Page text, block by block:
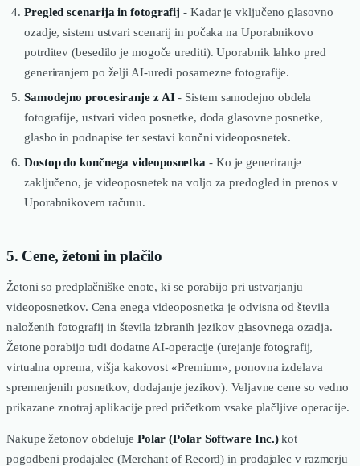
Pregled scenarija in fotografij - Kadar je vključeno glasovno
ozadje, sistem ustvari scenarij in počaka na Uporabnikovo
potrditev (besedilo je mogoče urediti). Uporabnik lahko pred
generiranjem po želji AI-uredi posamezne fotografije.
Samodejno procesiranje z AI- Sistem samodejno obdela
fotografije, ustvari video posnetke, doda glasovne posnetke,
glasbo in podnapise ter sestavi končni videoposnetek.
Dostop do končnega videoposnetka - Ko je generiranje
zaključeno, je videoposnetek na voljo za predogled in prenos v
Uporabnikovem računu.
5. Cene, žetoni in plačilo
Žetoni so predplačniške enote, ki se porabijo pri ustvarjanju
videoposnetkov. Cena enega videoposnetka je odvisna od števila
naloženih fotografij in števila izbranih jezikov glasovnega ozadja.
Žetone porabijo tudi dodatne AI-operacije (urejanje fotografij,
virtualna oprema, višja kakovost «Premium», ponovna izdelava
spremenjenih posnetkov, dodajanje jezikov). Veljavne cene so vedno
prikazane znotraj aplikacije pred pričetkom vsake plačljive operacije.
Nakupe žetonov obdeluje Polar (Polar Software Inc.)kot
pogodbeni prodajalec (Merchant of Record) in prodajalec v razmerju